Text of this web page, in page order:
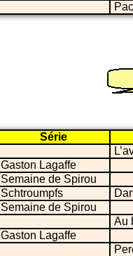
Série
Gaston Lagaffe
Semaine de Spirou
Schtroumpfs
Semaine de Spirou
Au
Gaston Lagaffe